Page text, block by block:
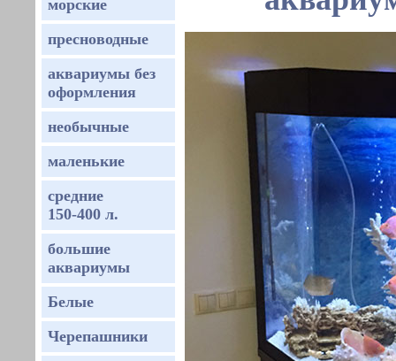
морские
пресноводные
аквариумы без
оформления
необычные
маленькие
средние
150-400 л.
большие
аквариумы
Белые
Черепашники